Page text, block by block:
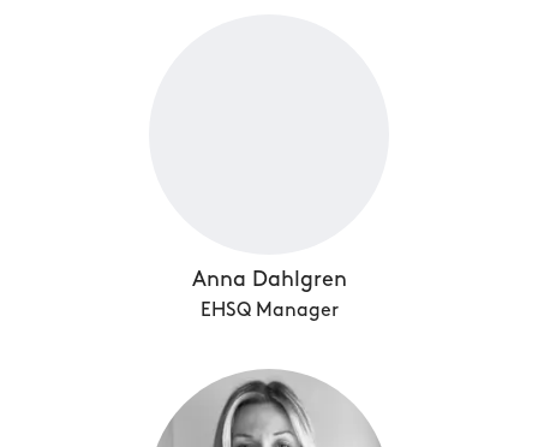
Anna Dahlgren
EHSQ Manager